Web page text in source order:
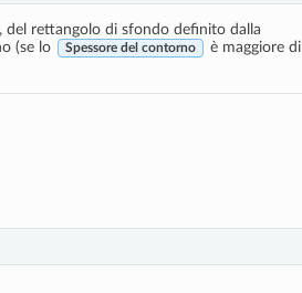
del rettangolo di sfondo definito dalla
(se lo Spessore del contorno
è maggiore di